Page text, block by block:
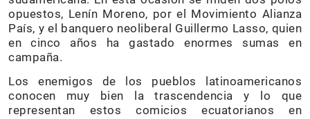
opuestos, Lenín Moreno, por el Movimiento Alianza
País, y el banquero neoliberal Guillermo Lasso, quien
en cinco años ha gastado enormes sumas en
campaña.
Los enemigos de los pueblos latinoamericanos
conocen muy bien la trascendencia y lo que
representan estos comicios ecuatorianos en